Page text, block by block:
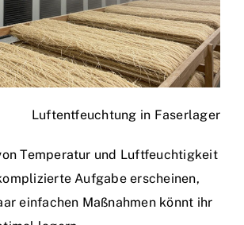
Luftentfeuchtung in Faserlager
Temperatur und Luftfeuchtigkeit
Aufgabe erscheinen,
einfachen Maßnahmen könnt ihr